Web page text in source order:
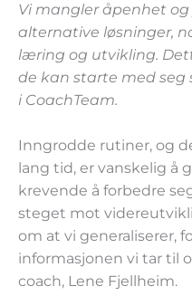
Vi mangler åpenhet
alternative løsninger,
læring og utvikling.
de kan starte med seg
i CoachTeam.
Inngrodde rutiner, og
lang tid, er vanskelig å
krevende å forbedre
steget mot
om at vi generaliserer,
informasjonen vi tar til
coach, Lene Fjellheim.